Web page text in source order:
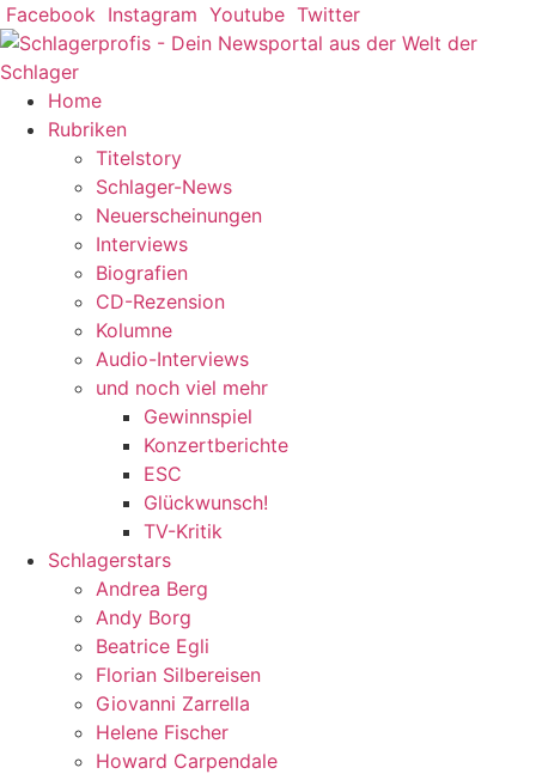
Zum
Inhalt
springen
Facebook Instagram Youtube Twitter
Home
Rubriken
Titelstory
Schlager-News
Neuerscheinungen
Interviews
Biografien
CD-Rezension
Kolumne
Audio-Interviews
und noch viel mehr
Gewinnspiel
Konzertberichte
ESC
Glückwunsch!
TV-Kritik
Schlagerstars
Andrea Berg
Andy Borg
Beatrice Egli
Florian Silbereisen
Giovanni Zarrella
Helene Fischer
Howard Carpendale